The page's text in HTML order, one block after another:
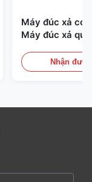
Máy đúc xả có
Máy đúc xả
Nhận